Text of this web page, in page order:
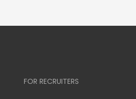
FOR RECRUITERS